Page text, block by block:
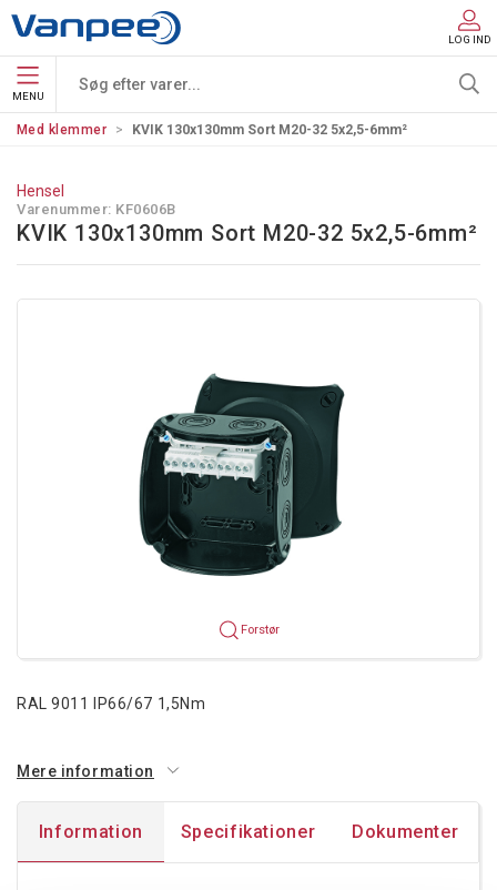
LOG IND
MENU
Med klemmer KVIK 130x130mm Sort M20-32 5x2,5-6mm²
Hensel
Varenummer: KF0606B
KVIK 130x130mm Sort M20-32 5x2,5-6mm²
Forstør
RAL 9011 IP66/67 1,5Nm
Mere information
Information Specifikationer Dokumenter